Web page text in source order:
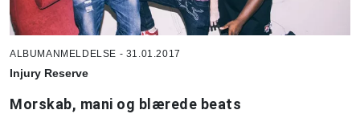
ALBUMANMELDELSE - 31.01.2017
Injury Reserve
Morskab, mani og blærede beats